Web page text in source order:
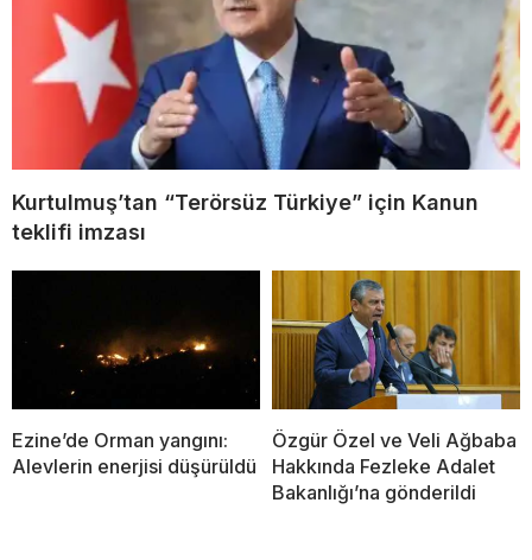
Kurtulmuş’tan “Terörsüz Türkiye” için Kanun
teklifi imzası
Ezine’de Orman yangını:
Alevlerin enerjisi düşürüldü
Özgür Özel ve Veli Ağbaba
Hakkında Fezleke Adalet
Bakanlığı’na gönderildi